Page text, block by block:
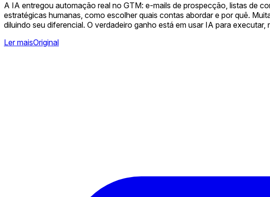
A IA entregou automação real no GTM: e-mails de prospecção, listas de
estratégicas humanas, como escolher quais contas abordar e por quê.
diluindo seu diferencial. O verdadeiro ganho está em usar IA para executar,
Ler maisOriginal